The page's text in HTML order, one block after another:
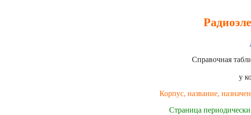
Справочная
у
Корпус, название,
Страница